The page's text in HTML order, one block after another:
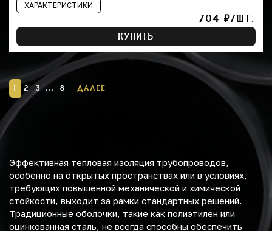
ХАРАКТЕРИСТИКИ
704 ₽/ШТ.
КУПИТЬ
1 2 3 ... 8 ДАЛЕЕ
Эффективная тепловая изоляция трубопроводов,
особенно на открытых пространствах или в условиях,
требующих повышенной механической и химической
стойкости, выходит за рамки стандартных решений.
Традиционные оболочки, такие как полиэтилен или
оцинкованная сталь, не всегда способны обеспечить